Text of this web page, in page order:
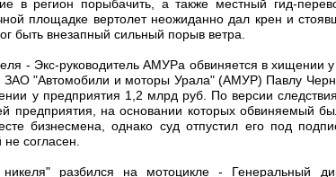
в регион порыбачить, а также местный гид-
площадке вертолет неожиданно дал крен и
быть внезапный сильный порыв ветра.
- Экс-руководитель АМУРа обвиняется в хищении
ЗАО "Автомобили и моторы Урала" (АМУР) Павлу
у предприятия 1,2 млрд руб. По версии
предприятия, на основании которых обвиняемый
бизнесмена, однако суд отпустил его под
согласен.
никеля" разбился на мотоцикле - Генеральный